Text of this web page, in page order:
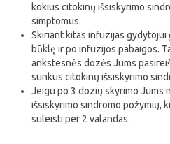
kokius citokinų išsiskyrimo
simptomus.
Skiriant kitas infuzijas
būklę ir po infuzijos pabaigos.
ankstesnės dozės Jums
sunkus citokinų išsiskyrimo
Jeigu po 3 dozių skyrimo Jums
išsiskyrimo sindromo požymių,
suleisti per 2 valandas.